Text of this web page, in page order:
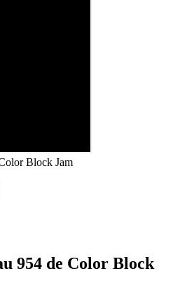
Block Jam
954 de Color Block